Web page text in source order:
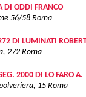
DI ODDI FRANCO
56/58 Roma
DI LUMINATI
272 Roma
2000 DI LO FARO A.
15 Roma